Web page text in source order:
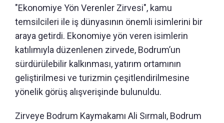
"Ekonomiye Yön Verenler Zirvesi", kamu
temsilcileri ile iş dünyasının önemli isimlerini bir
araya getirdi. Ekonomiye yön veren isimlerin
katılımıyla düzenlenen zirvede, Bodrum’un
sürdürülebilir kalkınması, yatırım ortamının
geliştirilmesi ve turizmin çeşitlendirilmesine
yönelik görüş alışverişinde bulunuldu.
Zirveye Bodrum Kaymakamı Ali Sırmalı, Bodrum